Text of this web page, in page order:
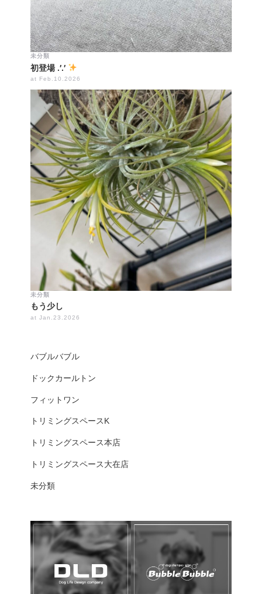
バブルバブル
ドックカールトン
フィットワン
トリミングスペースK
トリミングスペース本店
トリミングスペース大在店
未分類
未分類
初登場 .′.′
at Feb.10.2026
未分類
もう少し
at Jan.23.2026